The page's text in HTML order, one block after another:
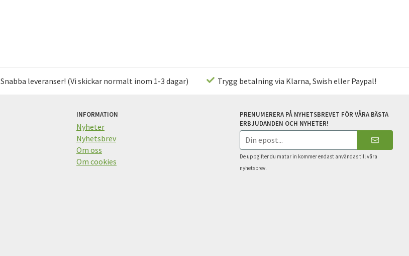
Snabba leveranser! (Vi skickar normalt inom 1-3 dagar) Trygg betalning via Klarna, Swish eller Paypal!
INFORMATION
Nyheter
Nyhetsbrev
Om oss
Om cookies
PRENUMERERA PÅ NYHETSBREVET FÖR VÅRA BÄSTA
ERBJUDANDEN OCH NYHETER!
E-
postadress
De uppgifter du matar in kommer endast användas till våra
nyhetsbrev.